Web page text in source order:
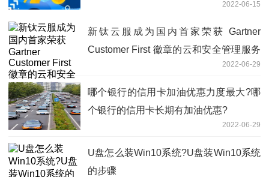
2022-06-15
新钛云服成为国内首家荣获 Gartner
Customer First 徽章的云和安全管理服务
2022-06-29
哪个银行的信用卡加油优惠力度最大?哪
个银行的信用卡长期有加油优惠?
2022-06-29
U盘怎么装Win10系统?U盘装Win10系统
的步骤